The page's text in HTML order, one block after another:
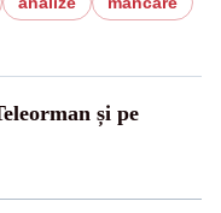
și pe